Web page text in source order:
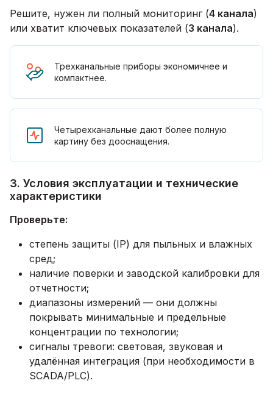
Решите, нужен ли полный мониторинг (4 канала)
или хватит ключевых показателей (3 канала).
Трехканальные приборы экономичнее и
компактнее.
Четырехканальные дают более полную
картину без дооснащения.
3. Условия эксплуатации и технические
характеристики
Проверьте:
степень защиты (IP) для пыльных и влажных
сред;
наличие поверки и заводской калибровки для
отчетности;
диапазоны измерений — они должны
покрывать минимальные и предельные
концентрации по технологии;
сигналы тревоги: световая, звуковая и
удалённая интеграция (при необходимости в
SCADA/PLC).